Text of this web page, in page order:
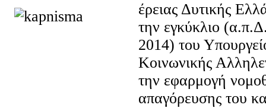
έρειας Δυτικής
την εγκύκλιο
2014) του
Κοινωνικής
την εφαρμογή
απαγόρευσης του